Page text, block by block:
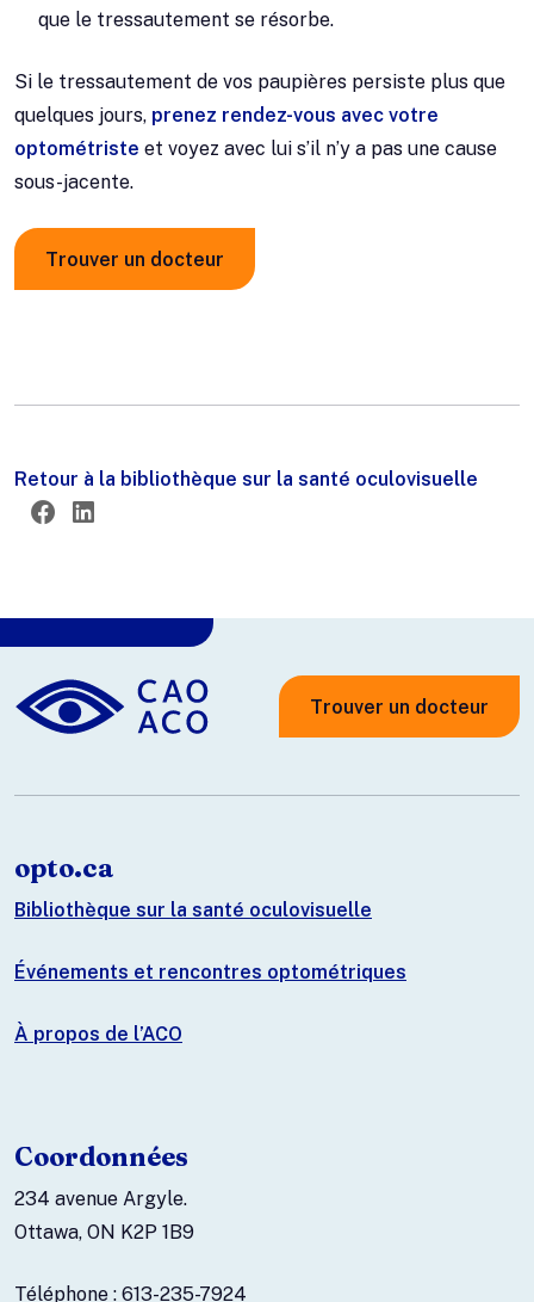
que le tressautement se résorbe.
Si le tressautement de vos paupières persiste plus que
quelques jours, prenez rendez-vous avec votre
optométriste et voyez avec lui s’il n’y a pas une cause
sous-jacente.
Trouver un docteur
Retour à la bibliothèque sur la santé oculovisuelle
TwitterFacebook
LinkedIn
Trouver un docteur
opto.ca
Bibliothèque sur la santé oculovisuelle
Événements et rencontres optométriques
À propos de l’ACO
Coordonnées
234 avenue Argyle.
Ottawa, ON K2P 1B9
Téléphone : 613-235-7924